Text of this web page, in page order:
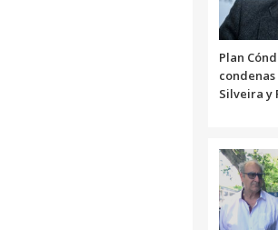
Plan
condenas
Silveira y